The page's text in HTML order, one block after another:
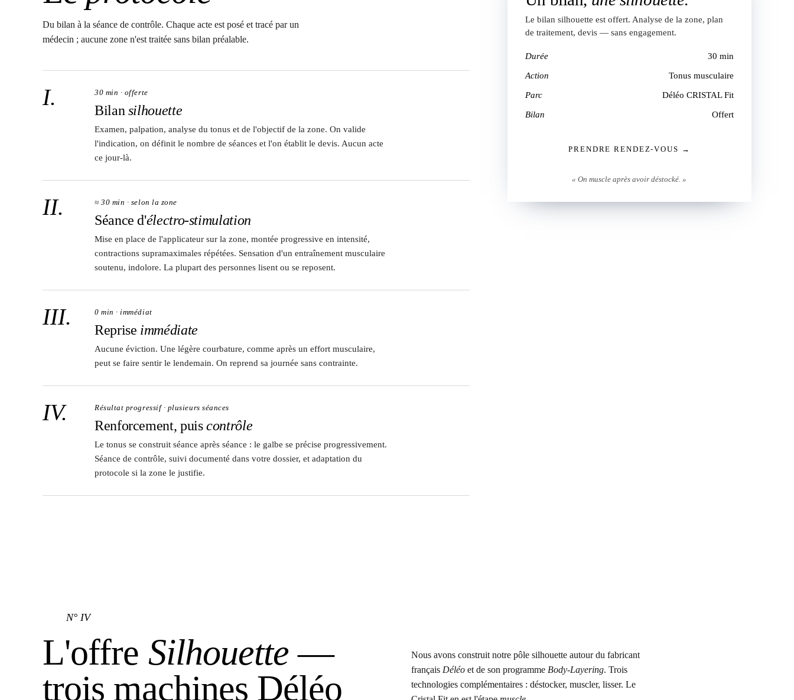
Du bilan à la séance de contrôle. Chaque acte est posé et tracé par un
médecin ; aucune zone n'est traitée sans bilan préalable.
I. 30 min · offerte
Bilan silhouette
Examen, palpation, analyse du tonus et de l'objectif de la zone. On valide
l'indication, on définit le nombre de séances et l'on établit le devis. Aucun acte
ce jour-là.
II. ≈ 30 min · selon la zone
Séance d'électro-stimulation
Mise en place de l'applicateur sur la zone, montée progressive en intensité,
contractions supramaximales répétées. Sensation d'un entraînement musculaire
soutenu, indolore. La plupart des personnes lisent ou se reposent.
III. 0 min · immédiat
Reprise immédiate
Aucune éviction. Une légère courbature, comme après un effort musculaire,
peut se faire sentir le lendemain. On reprend sa journée sans contrainte.
IV. Résultat progressif · plusieurs séances
Renforcement, puiscontrôle
Le tonus se construit séance après séance : le galbe se précise progressivement.
Séance de contrôle, suivi documenté dans votre dossier, et adaptation du
protocole si la zone le justifie.
Le bilan silhouette est offert. Analyse de la zone, plan
de traitement, devis — sans engagement.
Durée 30 min
Action Tonus musculaire
Parc Déléo CRISTAL Fit
Bilan Offert
PRENDRE RENDEZ-VOUS →
« On muscle après avoir déstocké. »
N° IV
L'offre Silhouette —
trois machines Déléo
Nous avons construit notre pôle silhouette autour du fabricant
français Déléo et de son programme Body-Layering. Trois
technologies complémentaires : déstocker, muscler, lisser. Le